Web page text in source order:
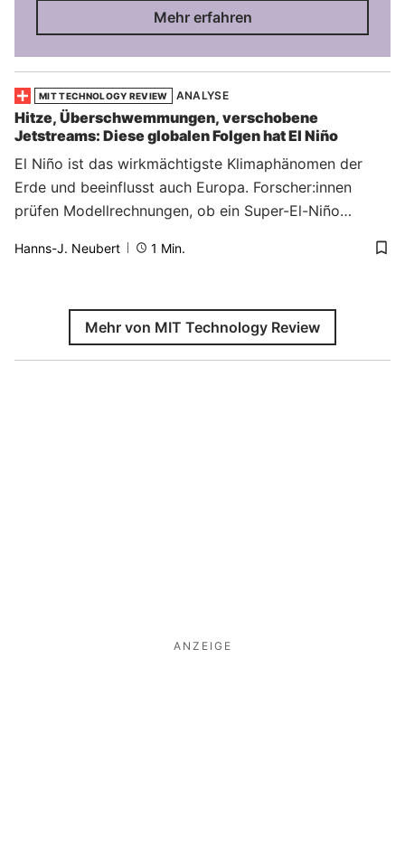
Mehr erfahren
MIT TECHNOLOGY REVIEW ANALYSE
Hitze, Überschwemmungen, verschobene
Jetstreams: Diese globalen Folgen hat El Niño
El Niño ist das wirkmächtigste Klimaphänomen der
Erde und beeinflusst auch Europa. Forscher:innen
prüfen Modellrechnungen, ob ein Super-El-Niño
Hanns-J. Neubert 1 Min.
Mehr von MIT Technology Review
ANZEIGE